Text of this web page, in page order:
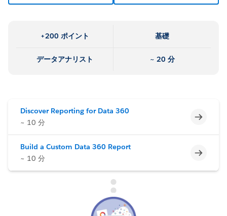
+200 ポイント 基礎
データアナリスト ~ 20 分
Discover Reporting for Data 360
~ 10 分
未完了
Build a Custom Data 360 Report
~ 10 分
未完了